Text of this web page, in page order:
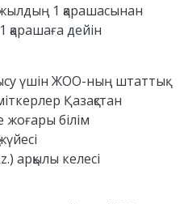
1 қарашасынан
дейін
үшін ЖОО-ның штаттық
Қазақстан
білім
арқылы келесі